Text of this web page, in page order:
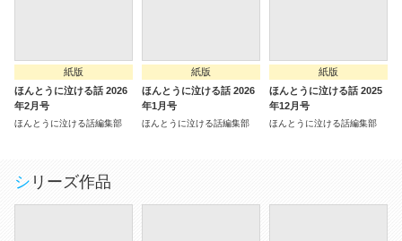
紙版
ほんとうに泣ける話 2026
年2月号
ほんとうに泣ける話編集部
紙版
ほんとうに泣ける話 2026
年1月号
ほんとうに泣ける話編集部
紙版
ほんとうに泣ける話 2025
年12月号
ほんとうに泣ける話編集部
シリーズ作品